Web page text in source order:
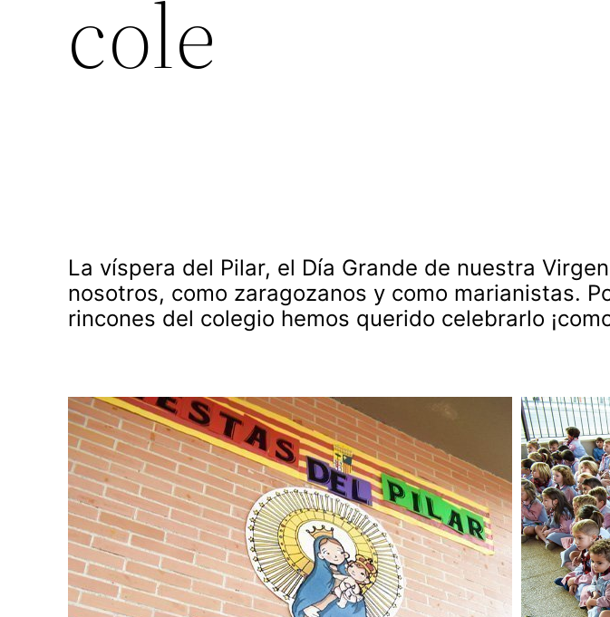
cole
La víspera del Pilar, el Día Grande de nuestra
nosotros, como zaragozanos y como marianistas.
rincones del colegio hemos querido celebrarlo